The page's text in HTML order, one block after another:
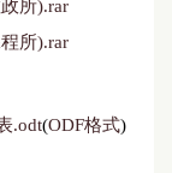
所).rar
所).rar
.odt(ODF格式)